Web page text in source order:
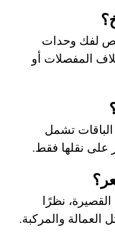
لفك وحدات
المفصلات أو
تشمل
على نقلها فقط.
نظرًا
العمالة والمركبة.